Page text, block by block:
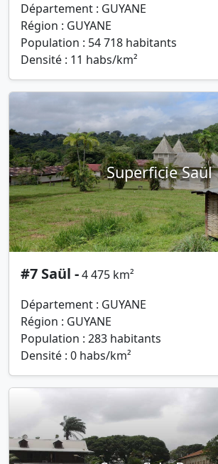
Département : GUYANE
Région : GUYANE
Population : 54 718 habitants
Densité : 11 habs/km²
Superficie Saül
#7 Saül -4 475 km²
Département : GUYANE
Région : GUYANE
Population : 283 habitants
Densité : 0 habs/km²